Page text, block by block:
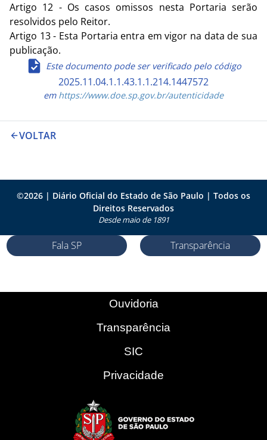
Artigo 12 - Os casos omissos nesta Portaria serão
resolvidos pelo Reitor.
Artigo 13 - Esta Portaria entra em vigor na data de sua
publicação.
Este documento pode ser verificado pelo código
2025.11.04.1.1.43.1.1.214.1447572
emhttps://www.doe.sp.gov.br/autenticidade
VOLTAR
©2026 | Diário Oficial do Estado de São Paulo | Todos os
Direitos Reservados
Desde maio de 1891
Fala SP Transparência
Ouvidoria
Transparência
SIC
Privacidade